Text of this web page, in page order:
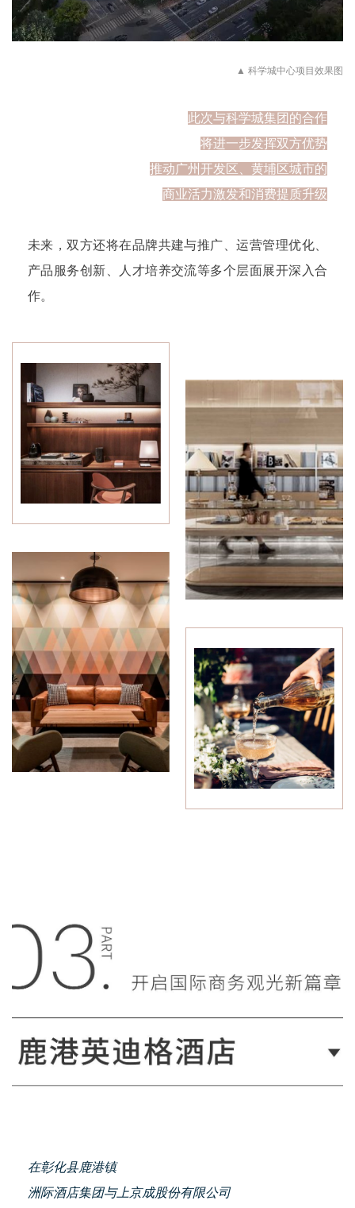
▲ 科学城中心项目效果图
此次与科学城集团的合作
将进一步发挥双方优势
推动广州开发区、黄埔区城市的
商业活力激发和消费提质升级
未来，双方还将在品牌共建与推广、运营管理优化、
产品服务创新、人才培养交流等多个层面展开深入合
作。
在彰化县鹿港镇
洲际酒店集团与上京成股份有限公司